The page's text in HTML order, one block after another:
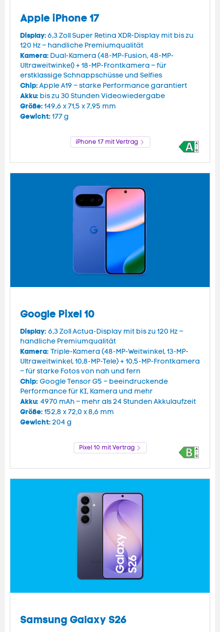
Apple iPhone 17
Display:6,3 Zoll Super Retina XDR-Display mit bis zu
120 Hz – handliche Premiumqualität
Kamera: Dual-Kamera (48-MP-Fusion, 48-MP-
Ultraweitwinkel) + 18-MP-Frontkamera – für
erstklassige Schnappschüsse und Selfies
Chip:Apple A19 – starke Performance garantiert
Akku: bis zu 30 Stunden Videowiedergabe
Größe:149,6 x 71,5 x 7,95 mm
Gewicht:177 g
iPhone 17 mit Vertrag
Google Pixel 10
Display: 6,3 Zoll Actua-Display mit bis zu 120 Hz –
handliche Premiumqualität
Kamera: Triple-Kamera (48-MP-Weitwinkel, 13-MP-
Ultraweitwinkel, 10,8-MP-Tele) + 10,5-MP-Frontkamera
– für starke Fotos von nah und fern
Chip: Google Tensor G5 – beeindruckende
Performance für KI, Kamera und mehr
Akku: 4970 mAh – mehr als 24 Stunden Akkulaufzeit
Größe:152,8 x 72,0 x 8,6 mm
Gewicht:204 g
Pixel 10 mit Vertrag
Samsung Galaxy S26